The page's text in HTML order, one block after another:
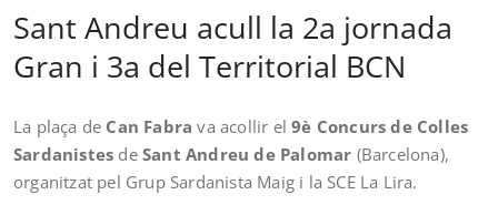
Sant Andreu acull la 2a jornada
Gran i 3a del Territorial BCN
La plaça de Can Fabra va acollir el9è Concurs de Colles
Sardanistes deSant Andreu de Palomar (Barcelona),
organitzat pel Grup Sardanista Maig i la SCE La Lira.